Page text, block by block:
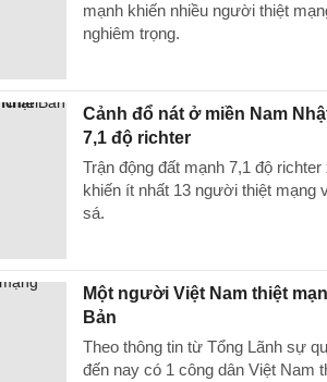
mạnh khiến nhiều người thiệt
nghiêm trọng.
Cảnh đổ nát ở miền Nam
7,1 độ richter
Trận động đất mạnh 7,1 độ
khiến ít nhất 13 người thiệt
sá.
Một người Việt Nam thiệt
Bản
Theo thông tin từ Tổng Lãnh sự
đến nay có 1 công dân Việt Nam